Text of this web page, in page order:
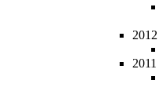
2012
2011